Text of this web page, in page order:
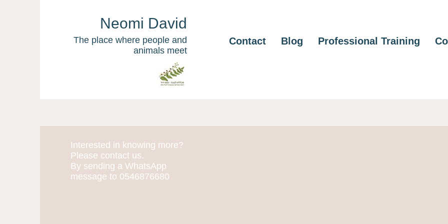
Neomi David
The place where people and
animals meet
Professional Training
Blog
Contact
Interested in knowing more?
Please contact us.
By sending a WhatsApp
message to 0546876680
More actions